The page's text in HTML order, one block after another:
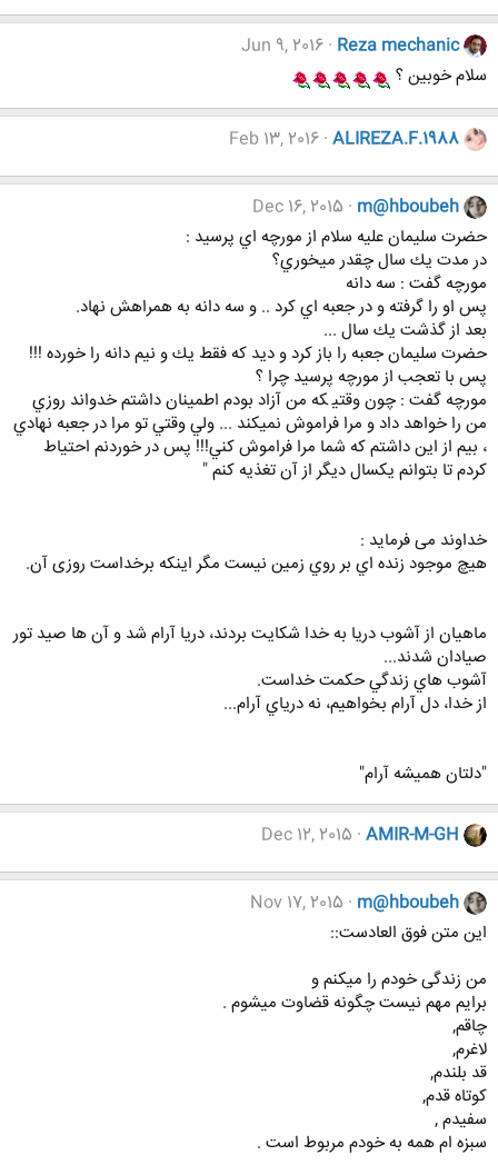
Reza mechanic
Jun 9, 2016
سلام خوبین ؟
ALIREZA.F.1988
Feb 13, 2016
m@hboubeh
Dec 16, 2015
ﺣﻀﺮﺕ ﺳﻠﻴﻤﺎﻥ ﻋﻠﻴﻪ ﺳﻼﻡ ﺍﺯ ﻣﻮﺭﭼﻪ ﺍﻱ ﭘﺮﺳﻴﺪ :
ﺩﺭ ﻣﺪﺕ ﻳﻚ ﺳﺎﻝ ﭼﻘﺪﺭ ﻣﻴﺨﻮﺭﻱ؟
ﻣﻮﺭﭼﻪ ﮔﻔﺖ : ﺳﻪ ﺩﺍﻧﻪ
ﭘﺲ ﺍﻭ ﺭﺍ ﮔﺮﻓﺘﻪ ﻭ ﺩﺭ ﺟﻌﺒﻪ ﺍﻱ ﻛﺮﺩ .. ﻭ ﺳﻪ ﺩﺍﻧﻪ ﺑﻪ ﻫﻤﺮﺍﻫﺶ ﻧﻬﺎﺩ.
ﺑﻌﺪ ﺍﺯ ﮔﺬﺷﺖ ﻳﻚ ﺳﺎﻝ ...
ﺣﻀﺮﺕ ﺳﻠﻴﻤﺎﻥ ﺟﻌﺒﻪ ﺭﺍ ﺑﺎﺯ ﻛﺮﺩ ﻭ ﺩﻳﺪ ﻛﻪ ﻓﻘﻂ ﻳﻚ ﻭ ﻧﻴﻢ ﺩﺍﻧﻪ ﺭﺍ ﺧﻮﺭﺩﻩ !!!
ﭘﺲ ﺑﺎ ﺗﻌﺠﺐ ﺍﺯ ﻣﻮﺭﭼﻪ ﭘﺮﺳﻴﺪ ﭼﺮﺍ ؟
ﻣﻮﺭﭼﻪ ﮔﻔﺖ : ﭼﻮﻥ ﻭﻗﺘﻴ ﻜﻪ ﻣﻦ ﺁﺯﺍﺩ ﺑﻮﺩﻡ ﺍﻃﻤﻴﻨﺎﻥ داشتم ﺧﺪﻭﺍﻧﺪ ﺭﻭﺯﻱ
ﻣﻦ ﺭﺍ ﺧﻮﺍﻫﺪ ﺩﺍﺩ ﻭ ﻣﺮﺍ ﻓﺮﺍﻣﻮﺵ ﻧﻤﻴﻜﻨﺪ ... ﻭﻟﻲ ﻭﻗﺘﻲ ﺗﻮ ﻣﺮﺍ ﺩﺭ ﺟﻌﺒﻪ ﻧﻬﺎﺩﻱ
، ﺑﻴﻢ ﺍﺯ ﺍﻳﻦ ﺩﺍﺷﺘﻢ ﻛﻪ ﺷﻤﺎ ﻣﺮﺍ ﻓﺮﺍﻣﻮﺵ ﻛﻨﻲ!!! ﭘﺲ ﺩﺭ ﺧﻮﺭﺩﻧﻢ ﺍﺣﺘﻴﺎﻁ
ﻛﺮﺩﻡ ﺗﺎ ﺑﺘﻮﺍﻧﻢ ﻳﻜﺴﺎﻝ ﺩﻳﮕﺮ ﺍﺯ ﺁﻥ ﺗﻐﺬﻳﻪ ﻛﻨﻢ "
ﺧﺪﺍﻭﻧﺪ می فرماید :
ﻫﻴﭻ ﻣﻮﺟﻮﺩ ﺯﻧﺪﻩ ﺍﻱ ﺑﺮ ﺭﻭﻱ ﺯﻣﻴﻦ ﻧﻴﺴﺖ ﻣﮕﺮ ﺍﻳﻨﻜﻪ ﺑﺮﺧﺪﺍست روزی آن.
ماهيان از آشوب دريا به خدا شكايت بردند، دريا آرام شد و آن ها صيد تور
صيادان شدند...
آشوب هاي زندگي حكمت خداست.
از خدا، دل آرام بخواهيم، نه درياي آرام...
"دلتان همیشه آرام"
AMIR-M-GH
Dec 12, 2015
m@hboubeh
Nov 17, 2015
اين متن فوق العادست::
من زندگی خودم را میکنم و
برایم مهم نیست چگونه قضاوت میشوم .
چاقم,
لاغرم,
قد بلندم,
کوتاه قدم,
سفیدم ,
سبزه ام همه به خودم مربوط است .